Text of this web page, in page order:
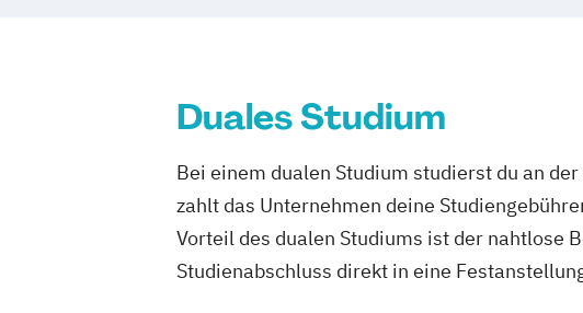
Duales Studium
Bei einem dualen Studium studierst du an
zahlt das Unternehmen deine
Vorteil des dualen Studiums ist der nahtlose
Studienabschluss direkt in eine